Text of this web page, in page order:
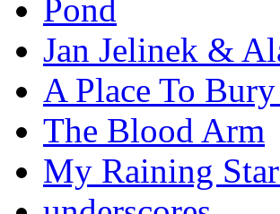
Pond
Jan Jelinek &
A Place To
The Blood Arm
My Raining